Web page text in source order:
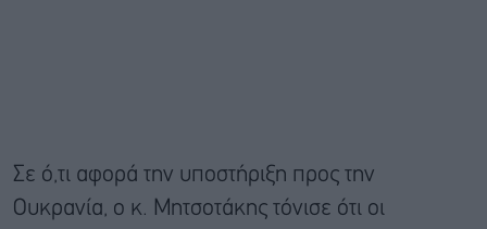
Σε ό,τι αφορά την υποστήριξη προς την
Ουκρανία, ο κ. Μητσοτάκης τόνισε ότι οι